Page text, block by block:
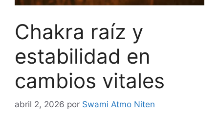
Chakra raíz y
estabilidad en
cambios vitales
abril 2, 2026 por Swami Atmo Niten